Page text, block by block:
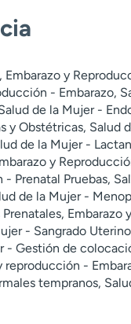
y
- Embarazo,
de la Mujer -
y Obstétricas, Salud
de la Mujer -
y
Prenatal Pruebas,
de la Mujer -
Embarazo
- Sangrado
- Gestión de
reproducción -
tempranos,